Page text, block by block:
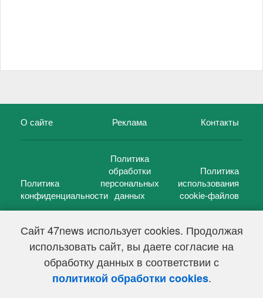
Сайт 47news использует cookies. Продолжая
использовать сайт, вы даете согласие на
обработку данных в соответствии с
политикой обработки cookies.
О сайте Реклама Контакты
Политика
конфиденциальности
Политика
обработки
персональных
данных
Политика
использования
cookie-файлов
47 новостей (47 news)2005 — 2026 г.
Свидетельство о регистрации СМИ Эл № ФС 77-39848, выдано
Федеральной службой по надзору в сфере связи,
информационных технологий и массовых коммуникаций